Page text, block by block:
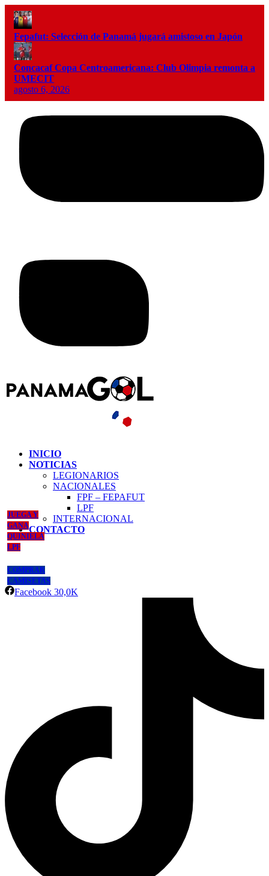
Fepafut: Selección de Panamá jugará amistoso en Japón
Concacaf Copa Centroamericana: Club Olimpia remonta a
UMECIT
agosto 6, 2026
INICIO
NOTICIAS
LEGIONARIOS
NACIONALES
FPF – FEPAFUT
LPF
INTERNACIONAL
CONTACTO
JUEGA Y
GANA
QUINIELA
LPF
COMPRAR
CAMISETAS
Facebook 30,0K